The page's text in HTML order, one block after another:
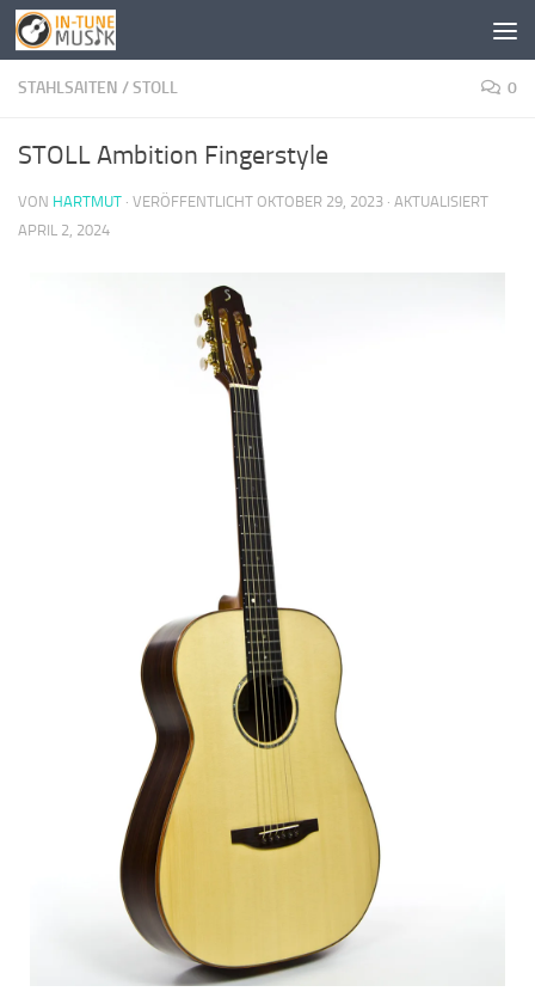
Zum Inhalt springen
STAHLSAITEN /STOLL 0
STOLL Ambition Fingerstyle
VON HARTMUT · VERÖFFENTLICHT OKTOBER 29, 2023 · AKTUALISIERT
APRIL 2, 2024